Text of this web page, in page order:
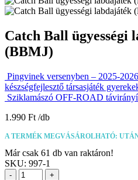
Catch Ball ügyességi
(BBMJ)
Pingvinek versenyben – 2025-
készségfejlesztő társasjáték
Sziklamászó OFF-ROAD
1.990 Ft
A TERMÉK MEGVÁSÁROLHATÓ:
Már csak 61 db van raktáron!
SKU: 997-1
-
+